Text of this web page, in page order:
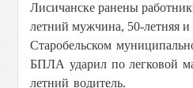
Лисичанске ранены
летний мужчина, 50-летняя
Старобельском
БПЛА ударил по легковой
летний водитель.